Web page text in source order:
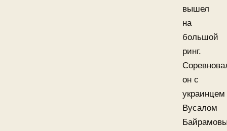
вышел
на
большой
ринг.
он с
украинцем
Вусалом